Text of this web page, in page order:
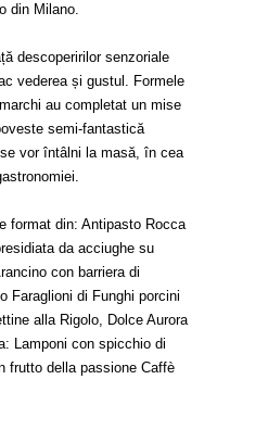
din Milano.
descoperirilor senzoriale
vederea și gustul. Formele
au completat un mise
semi-fantastică
vor întâlni la masă, în cea
format din: Antipasto Rocca
da acciughe su
con barriera di
Faraglioni di Funghi porcini
alla Rigolo, Dolce Aurora
Lamponi con spicchio di
frutto della passione Caffè